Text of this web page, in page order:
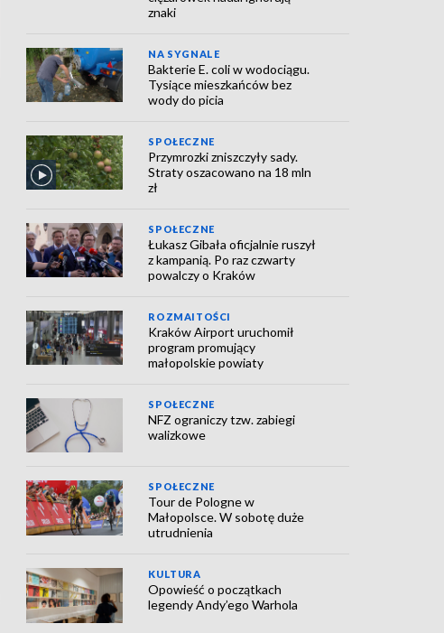
znaki
NA SYGNALE
Bakterie E. coli w wodociągu.
Tysiące mieszkańców bez
wody do picia
SPOŁECZNE
Przymrozki zniszczyły sady.
Straty oszacowano na 18 mln
zł
SPOŁECZNE
Łukasz Gibała oficjalnie ruszył
z kampanią. Po raz czwarty
powalczy o Kraków
ROZMAITOŚCI
Kraków Airport uruchomił
program promujący
małopolskie powiaty
SPOŁECZNE
NFZ ograniczy tzw. zabiegi
walizkowe
SPOŁECZNE
Tour de Pologne w
Małopolsce. W sobotę duże
utrudnienia
KULTURA
Opowieść o początkach
legendy Andy’ego Warhola